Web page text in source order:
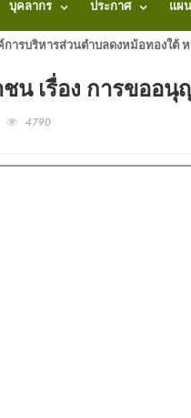
บุคลากร ประกาศ แผ
การบริหารส่วนตำบลดงหม้อทองใต้
น เรื่อง การขออนุ
4790